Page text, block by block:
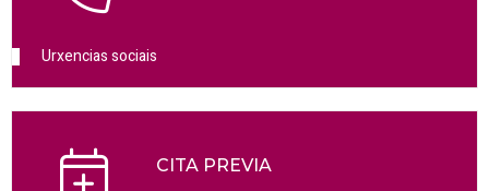
Urxencias sociais
CITA PREVIA